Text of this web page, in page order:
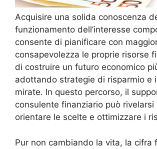
Acquisire una solida conoscenza
funzionamento dell’interesse
consente di pianificare con
consapevolezza le proprie risorse
di costruire un futuro economico
adottando strategie di risparmio e
mirate. In questo percorso, il
consulente finanziario può rivelarsi
orientare le scelte e ottimizzare i
Pur non cambiando la vita, la cifra